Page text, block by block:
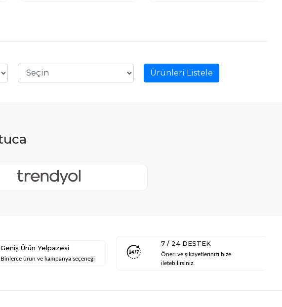
Ürünleri Listele
Geniş Ürün Yelpazesi
Binlerce ürün ve kampanya seçeneği
7 / 24 DESTEK
Öneri ve şikayetlerinizi bize
iletebilirsiniz.